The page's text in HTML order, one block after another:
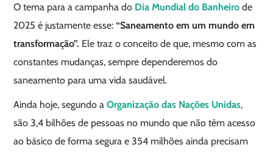
O tema para a campanha do Dia Mundial do Banheiro de
2025 é justamente esse:“Saneamento em um mundo em
transformação”. Ele traz o conceito de que, mesmo com as
constantes mudanças, sempre dependeremos do
saneamento para uma vida saudável.
Ainda hoje, segundo aOrganização das Nações Unidas,
são 3,4 bilhões de pessoas no mundo que não têm acesso
ao básico de forma segura e 354 milhões ainda precisam